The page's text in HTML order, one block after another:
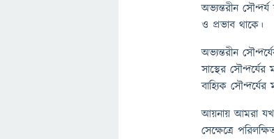
অভ্যন্তরীন
ও প্রভাব থাকে।
অভ্যন্তরীন
সাস্থের
বাহ্যিক
আয়নায় আমরা
সেক্ষেত্রে